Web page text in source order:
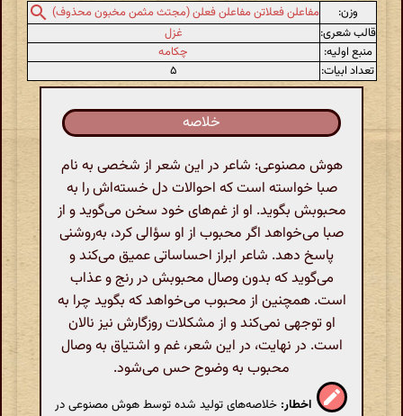
وزن:
مفاعلن فعلاتن مفاعلن فعلن (مجتث مثمن مخبون محذوف)
قالب شعری:
غزل
منبع اولیه:
چکامه
تعداد ابیات:
۵
خلاصه
هوش مصنوعی: شاعر در این شعر از شخصی به نام
صبا خواسته است که احوالات دل خسته‌اش را به
محبوبش بگوید. او از غم‌های خود سخن می‌گوید و از
صبا می‌خواهد اگر محبوب از او سؤالی کرد، به‌روشنی
پاسخ دهد. شاعر ابراز احساساتی عمیق می‌کند و
می‌گوید که بدون وصال محبوبش در رنج و عذاب
است. همچنین از محبوب می‌خواهد که بگوید چرا به
او توجهی نمی‌کند و از مشکلات روزگارش نیز نالان
است. در نهایت، در این شعر، غم و اشتیاق به وصال
محبوب به وضوح حس می‌شود.
اخطار: خلاصه‌های تولید شده توسط هوش مصنوعی در